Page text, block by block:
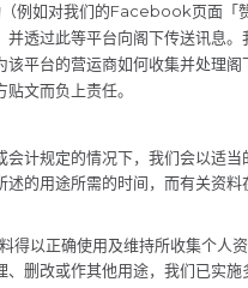
例如对我们的Facebook页面「
透过此等平台向阁下传送讯息
平台的营运商如何收集并处理
文而负上责任。
会计规定的情况下，我们会以适
述的用途所需的时间，而有关资
得以正确使用及维持所收集个人
删改或作其他用途，我们已实